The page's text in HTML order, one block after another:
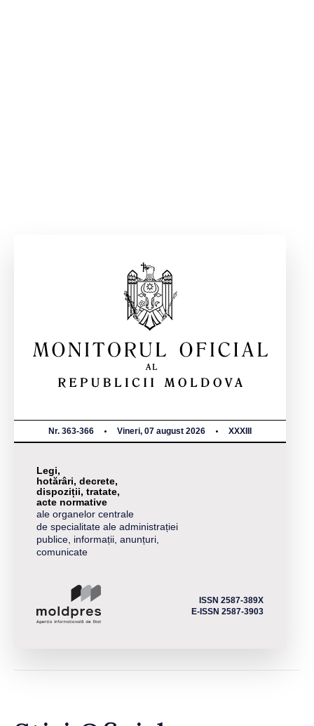
Nr. 363-366 Vineri, 07 august 2026 XXXIII
Legi,
hotărâri, decrete,
dispoziții, tratate,
acte normative
ale organelor centrale
de specialitate ale administrației
publice, informații, anunțuri,
comunicate
ISSN 2587-389X
E-ISSN 2587-3903